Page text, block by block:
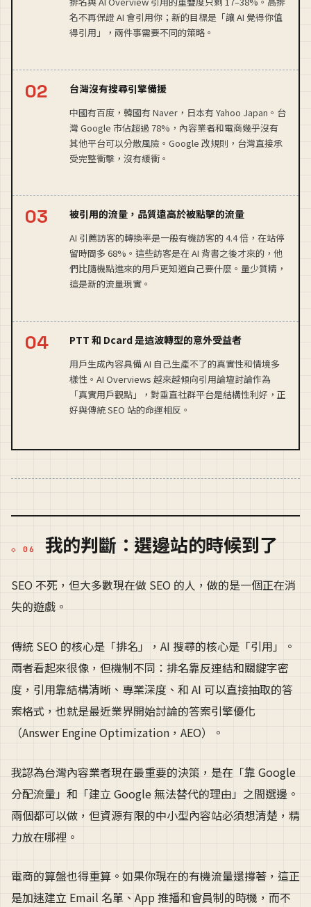
名不再保證 AI 會引用你；新的目標是「讓 AI 覺得你值
得引用」，兩件事需要不同的策略。
台灣沒有搜尋引擎備援
中國有百度，韓國有 Naver，日本有 Yahoo Japan。台
灣 Google 市佔超過 78%，內容業者和電商幾乎沒有
其他平台可以分散風險。Google 改規則，台灣直接承
受完整衝擊，沒有緩衝。
被引用的流量，品質遠高於被點擊的流量
AI 引薦訪客的轉換率是一般有機訪客的 4.4 倍，在站停
留時間多 68%。這些訪客是在 AI 背書之後才來的，他
們比隨機點進來的用戶更知道自己要什麼。量少質精，
這是新的流量現實。
PTT 和 Dcard 是這波轉型的意外受益者
用戶生成內容具備 AI 自己生產不了的真實性和情境多
樣性。AI Overviews 越來越傾向引用論壇討論作為
「真實用戶觀點」，對垂直社群平台是結構性利好，正
好與傳統 SEO 站的命運相反。
我的判斷：選邊站的時候到了
SEO 不死，但大多數現在做 SEO 的人，做的是一個正在消
失的遊戲。
傳統 SEO 的核心是「排名」，AI 搜尋的核心是「引用」。
兩者看起來很像，但機制不同：排名靠反連結和關鍵字密
度，引用靠結構清晰、專業深度、和 AI 可以直接抽取的答
案格式，也就是最近業界開始討論的答案引擎優化
（Answer Engine Optimization，AEO）。
我認為台灣內容業者現在最重要的決策，是在「靠 Google
分配流量」和「建立 Google 無法替代的理由」之間選邊。
兩個都可以做，但資源有限的中小型內容站必須想清楚，精
力放在哪裡。
電商的算盤也得重算。如果你現在的有機流量還撐著，這正
是加速建立 Email 名單、App 推播和會員制的時機，而不